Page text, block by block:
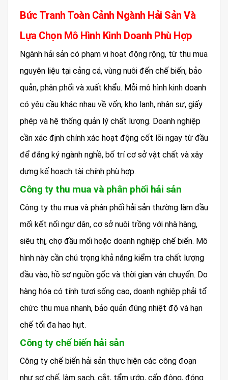
Bức Tranh Toàn Cảnh Ngành Hải Sản Và
Lựa Chọn Mô Hình Kinh Doanh Phù Hợp
Ngành hải sản có phạm vi hoạt động rộng, từ thu mua
nguyên liệu tại cảng cá, vùng nuôi đến chế biến, bảo
quản, phân phối và xuất khẩu. Mỗi mô hình kinh doanh
có yêu cầu khác nhau về vốn, kho lạnh, nhân sự, giấy
phép và hệ thống quản lý chất lượng. Doanh nghiệp
cần xác định chính xác hoạt động cốt lõi ngay từ đầu
để đăng ký ngành nghề, bố trí cơ sở vật chất và xây
dựng kế hoạch tài chính phù hợp.
Công ty thu mua và phân phối hải sản
Công ty thu mua và phân phối hải sản thường làm đầu
mối kết nối ngư dân, cơ sở nuôi trồng với nhà hàng,
siêu thị, chợ đầu mối hoặc doanh nghiệp chế biến. Mô
hình này cần chú trọng khả năng kiểm tra chất lượng
đầu vào, hồ sơ nguồn gốc và thời gian vận chuyển. Do
hàng hóa có tính tươi sống cao, doanh nghiệp phải tổ
chức thu mua nhanh, bảo quản đúng nhiệt độ và hạn
chế tối đa hao hụt.
Công ty chế biến hải sản
Công ty chế biến hải sản thực hiện các công đoạn
như sơ chế, làm sạch, cắt, tẩm ướp, cấp đông, đóng